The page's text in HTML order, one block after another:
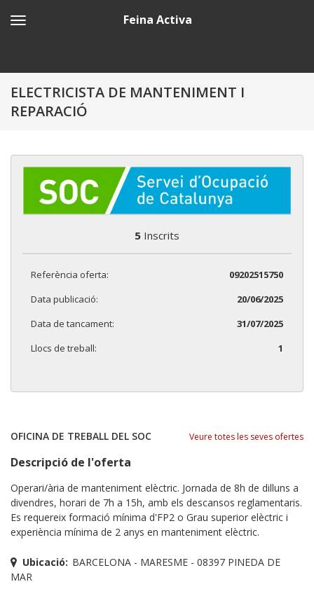
Feina Activa
ELECTRICISTA DE MANTENIMENT I
REPARACIÓ
5 Inscrits
Referència oferta:
09202515750
Data publicació:
20/06/2025
Data de tancament:
31/07/2025
Llocs de treball:
1
OFICINA DE TREBALL DEL SOC Veure totes les seves ofertes
Descripció de l'oferta
Operari/ària de manteniment elèctric. Jornada de 8h de dilluns a
divendres, horari de 7h a 15h, amb els descansos reglamentaris.
Es requereix formació mínima d'FP2 o Grau superior elèctric i
experiència mínima de 2 anys en manteniment elèctric.
Ubicació: BARCELONA - MARESME - 08397 PINEDA DE
MAR